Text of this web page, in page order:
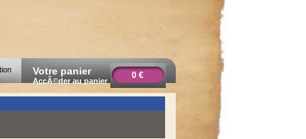
Votre panier
AccÃ©der au panier
0 €